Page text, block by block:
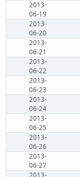
2013-
06-19
2013-
06-20
2013-
06-21
2013-
06-22
2013-
06-23
2013-
06-24
2013-
06-25
2013-
06-26
2013-
06-27
2013-